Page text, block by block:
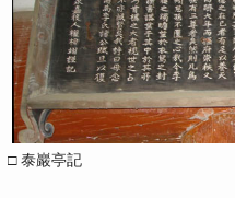
□ 泰巖亭記